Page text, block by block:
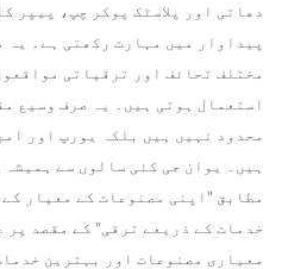
دھاتی اور پلاسٹک پوکر چپ، پیپر
پیداوار میں مہارت رکھتی ہے۔ یہ
مختلف تحائف اور ترقیاتی
استعمال ہوتی ہیں۔ یہ صرف وسیع
محدود نہیں ہیں بلکہ یورپ اور
ہیں۔ یوان جی کئی سالوں سے
مطابق "اپنی مصنوعات کے معیار
خدمات کے ذریعے ترقی" کے مقصد پر
معیاری مصنوعات اور بہترین